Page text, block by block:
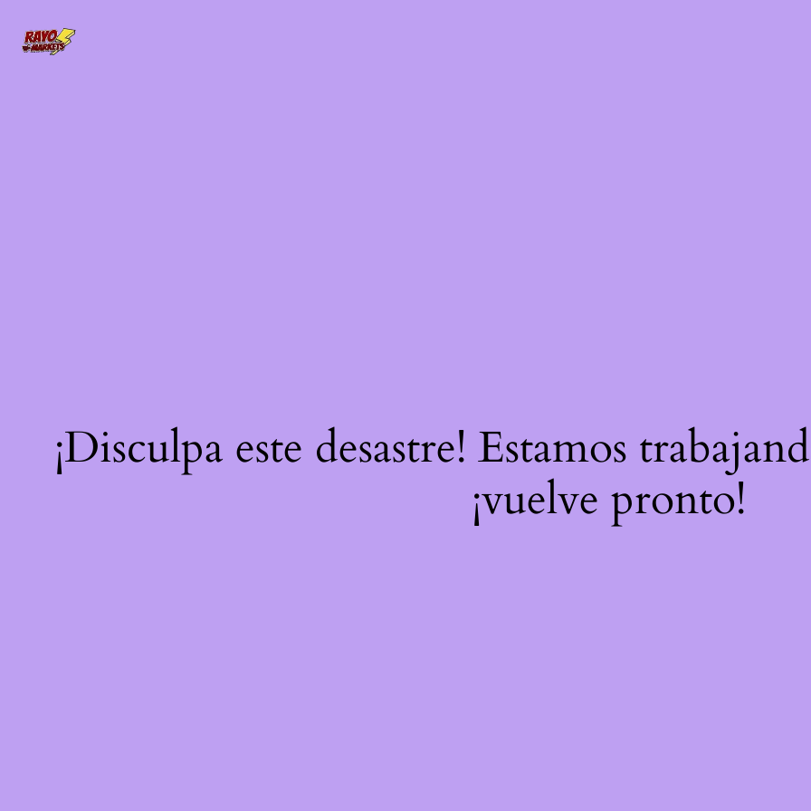
¡Disculpa este desastre! Estamos
¡vuelve pronto!